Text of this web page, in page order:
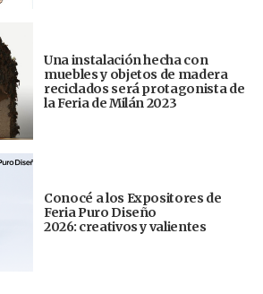
Una instalación hecha con
muebles y objetos de madera
reciclados será protagonista de
la Feria de Milán 2023
Conocé a los Expositores de
Feria Puro Diseño
2026: creativos y valientes